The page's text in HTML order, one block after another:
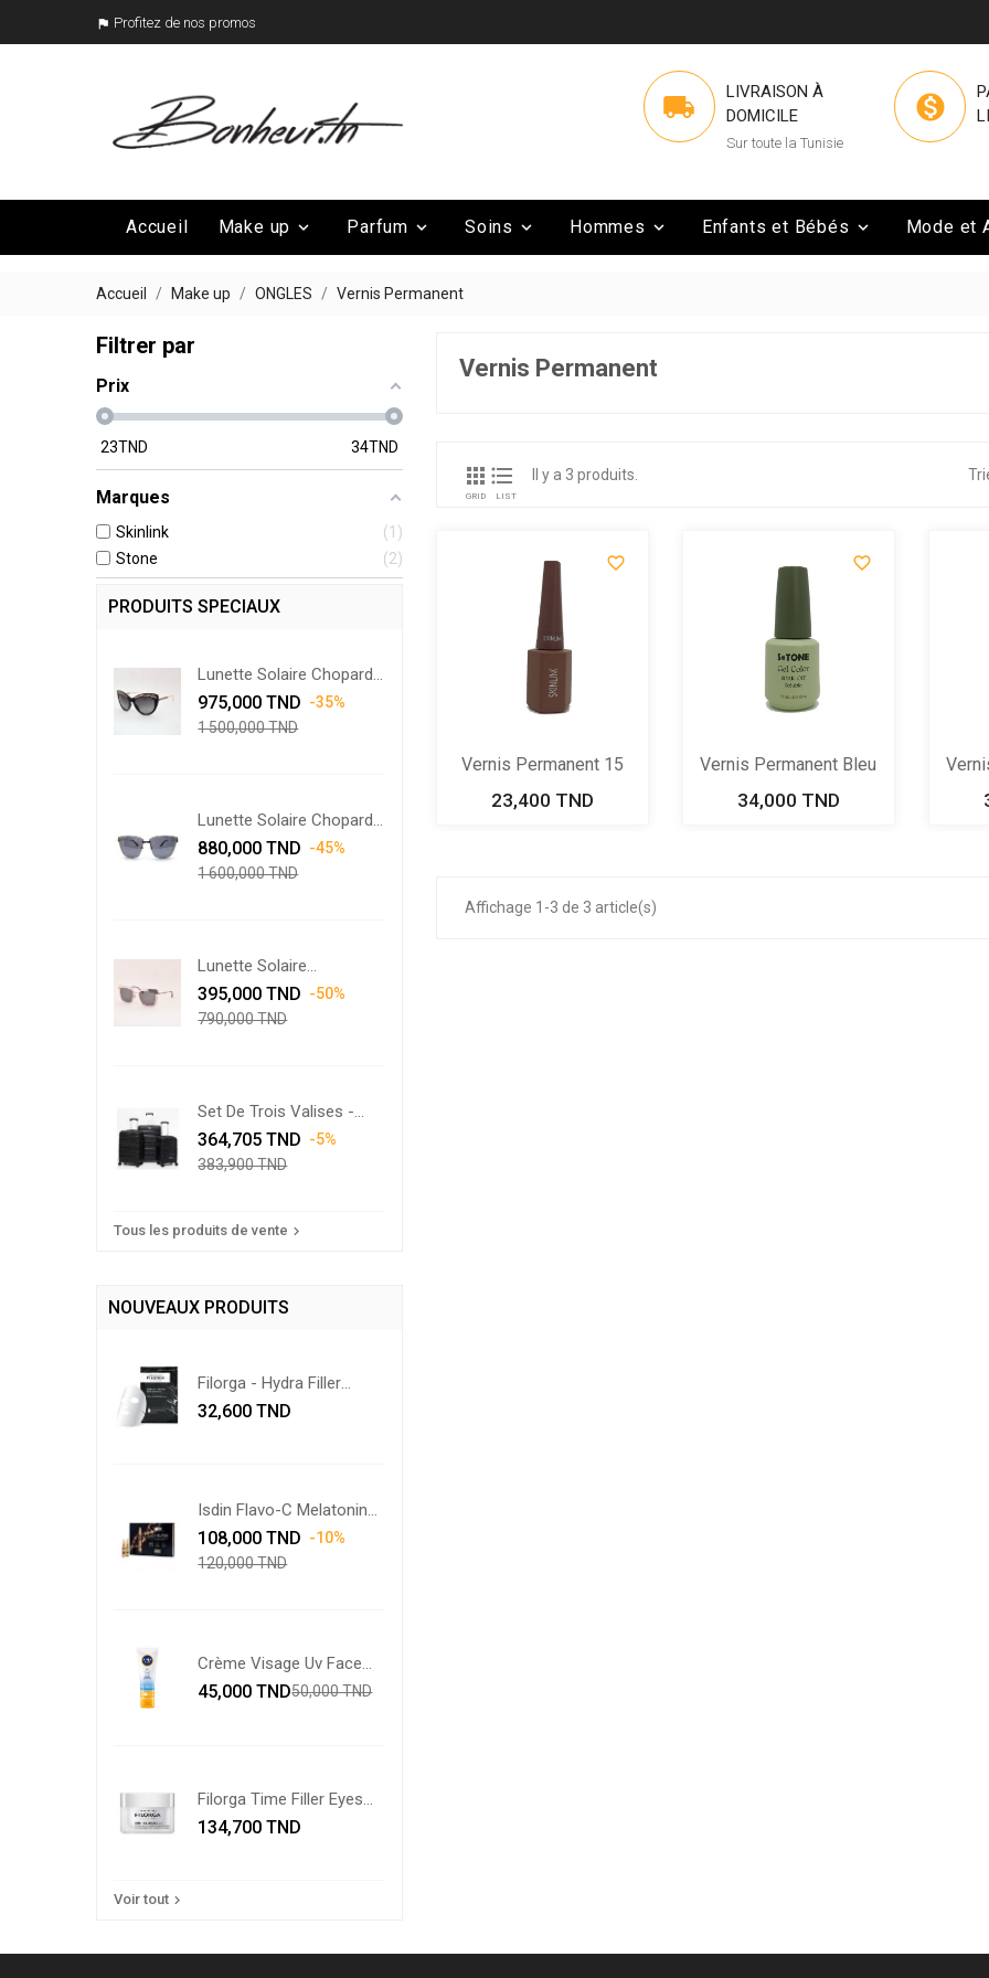
 Profitez de nos promos

LIVRAISON À
DOMICILE
Sur toute la Tunisie

Accueil 
Make up 
Parfum 
Soins 
Hommes 
Enfants et Bébés Mode et
Mega Promo 
Nos marques
Accueil Make up ONGLES Vernis Permanent
Filtrer par
Prix
23TND 34TND
Marques
Skinlink
1
Stone
2
PRODUITS SPECIAUX
Lunette Solaire Chopard...
Prix
975,000 TND Prix
-35%
1 500,000 TND
Lunette Solaire Chopard...
Prix
880,000 TND Prix
-45%
1 600,000 TND
Lunette Solaire
Swarovski...
Prix
395,000 TND Prix
-50%
790,000 TND
Set De Trois Valises -
Noir
Prix
364,705 TND Prix
-5%
383,900 TND
Tous les produits de vente 
NOUVEAUX PRODUITS
Filorga - Hydra Filler
Mask...
Prix
32,600 TND
Isdin Flavo-C Melatonin...
Prix
108,000 TND Prix
-10%
120,000 TND
Crème Visage Uv Face
Shine...
Prix
45,000 TNDPrix
50,000 TND
Filorga Time Filler Eyes...
Prix
134,700 TND
Voir tout 
Vernis Permanent

GRID

LIST
Il y a 3 produits.

Vernis Permanent 15
Ml -...
Prix
23,400 TND

Vernis Permanent Bleu
N°...
Prix
34,000 TND
Affichage 1-3 de 3 article(s)